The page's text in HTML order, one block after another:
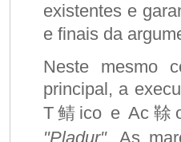
existentes e
e finais da
Neste mesmo
principal, a
T鲭ico e Ac䩣
"Pladur". As